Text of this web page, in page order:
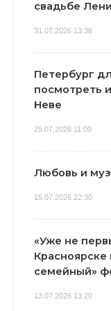
свадьбе
31.07.2026 13:38
Петербург
посмотреть
Неве
25.07.2026 11:00
Любовь и
15.07.2026 22:30
«Уже не
семейный»
13.07.2026 13:20